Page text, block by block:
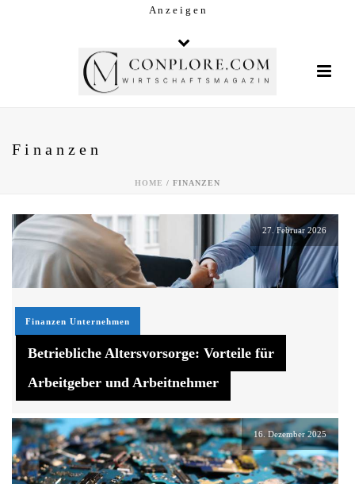
A n z e i g e n
Finanzen
HOME / FINANZEN
27. Februar 2026
Finanzen Unternehmen
Betriebliche Altersvorsorge: Vorteile für
Arbeitgeber und Arbeitnehmer
16. Dezember 2025